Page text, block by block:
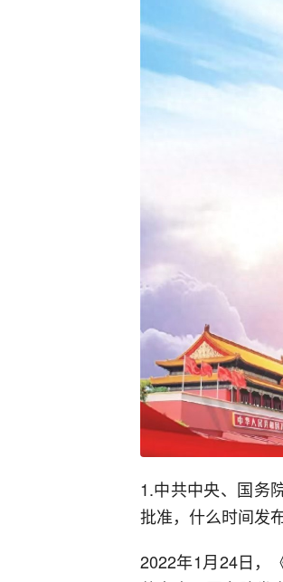
1.中共中央、国务
批准，什么时间发
2022年1月24日，